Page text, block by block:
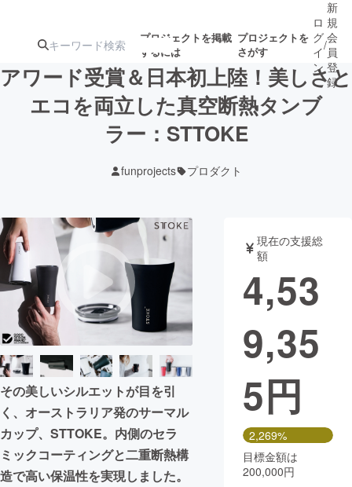
プロジェクトを掲載
するには
プロジェクトを
さがす
注目のリ 注目の新着プロ募集終了が近いプ
テクノロジー・ガジェット
映像・映画 書籍・雑誌
ビジネス・起業 チャレンジ
まちづくり・地域活性化
CAMPFIRE for Social Good
CAMPFIRE Creation
CAMPFIREふるさと納税machi-ya コミュニティ
ロ
グ
イ
ン
/
新
規
会
員
登
録
アワード受賞＆日本初上陸！美しさと
エコを両立した真空断熱タンブ
ラー：STTOKE
funprojects プロダクト
その美しいシルエットが目を引
く、オーストラリア発のサーマル
カップ、STTOKE。内側のセラ
ミックコーティングと二重断熱構
造で高い保温性を実現しました。
現在の支援総
額
4,53
9,35
5円
2,269%
目標金額は
200,000円